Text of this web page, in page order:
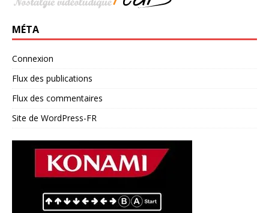
MÉTA
Connexion
Flux des publications
Flux des commentaires
Site de WordPress-FR